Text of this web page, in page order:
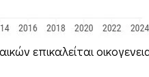
επικαλείται